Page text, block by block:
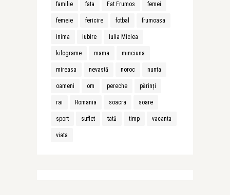
familie fata Fat Frumos femei
femeie fericire fotbal frumoasa
inima iubire Iulia Miclea
kilograme mama minciuna
mireasa nevastă noroc nunta
oameni om pereche părinți
rai Romania soacra soare
sport suflet tată timp vacanta
viata